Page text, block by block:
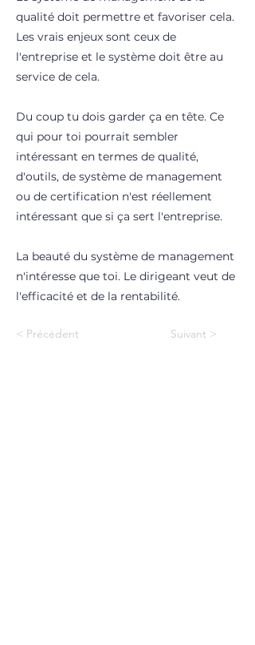
qualité doit permettre et favoriser cela.
Les vrais enjeux sont ceux de
l'entreprise et le système doit être au
service de cela.
Du coup tu dois garder ça en tête. Ce
qui pour toi pourrait sembler
intéressant en termes de qualité,
d'outils, de système de management
ou de certification n'est réellement
intéressant que si ça sert l'entreprise.
La beauté du système de management
n'intéresse que toi. Le dirigeant veut de
l'efficacité et de la rentabilité.
< Précédent Suivant >